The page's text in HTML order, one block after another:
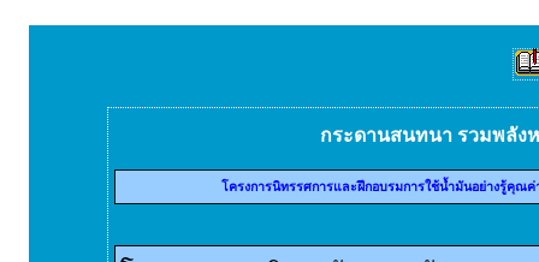
กระดานสนทนา รวมพลัง
โครงการนิทรรศการและฝึกอบรมการใช้น้ำมันอย่างรู้คุณ